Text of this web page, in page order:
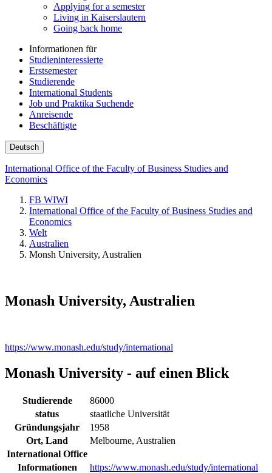
Applying for a semester
Living in Kaiserslautern
Going back home
Informationen für
Studieninteressierte
Erstsemester
Studierende
International Students
Job und Praktika Suchende
Anreisende
Beschäftigte
Deutsch
International Office of the Faculty of Business Studies and
Economics
FB WIWI
International Office of the Faculty of Business Studies and
Economics
Welt
Australien
Monsh University, Australien
Monash University, Australien
https://www.monash.edu/study/international
Monash University - auf einen Blick
Studierende
86000
status
staatliche Universität
Gründungsjahr
1958
Ort, Land
Melbourne, Australien
International Office
Informationen
https://www.monash.edu/study/international